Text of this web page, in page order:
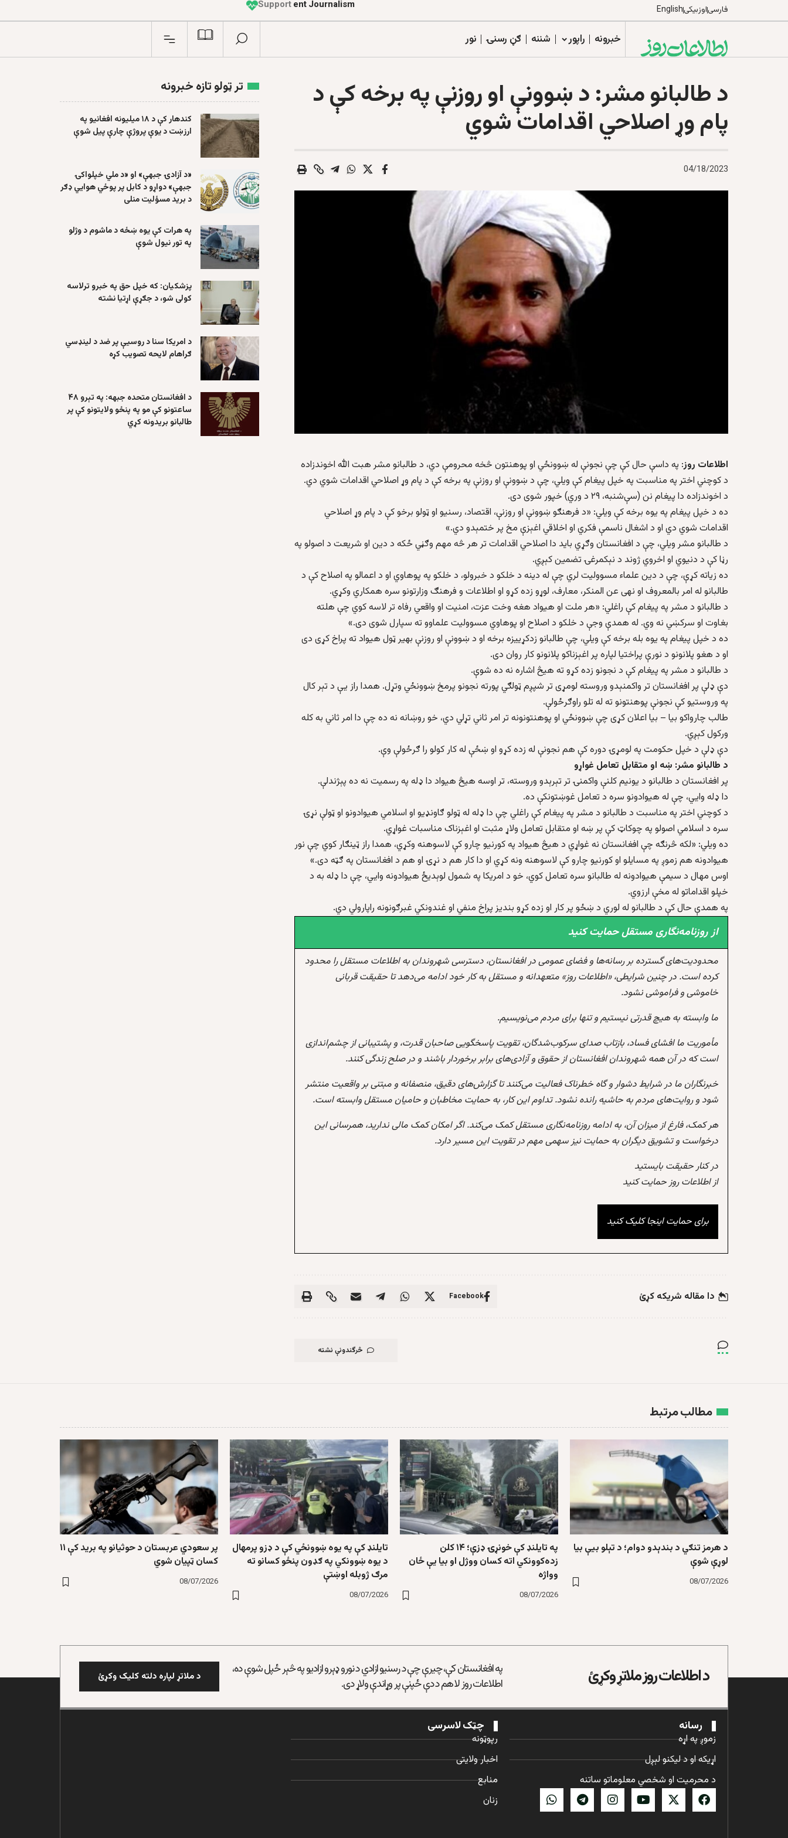
فارسیاوزبیکیEnglish
m
s
i
l
a
n
r
u
o
J
t
n
e
d
n
e
p
e
d
n
I Support
خبرونه راپور شننه ګڼ رسنۍ نور
د طالبانو مشر: د ښوونې او روزنې په برخه کې د
پام وړ اصلاحي اقدامات شوي
04/18/2023
اطلاعات روز: په داسې حال کې چې نجونې له ښوونځي او پوهنتون څخه محرومې دي، د طالبانو مشر هبت الله اخوندزاده
د کوچني اختر په مناسبت په خپل پيغام کې ويلي، چې د ښوونې او روزنې په برخه کې د پام وړ اصلاحي اقدامات شوي دي.
د اخوندزاده دا پيغام نن (سې‌شنبه، ۲۹ د وري) خپور شوی دی.
ده د خپل پیغام په يوه برخه کې ويلي: «د فرهنګو ښوونې او روزنې، اقتصاد، رسنيو او ټولو برخو کې د پام وړ اصلاحي
اقدامات شوي دي او د اشغال ناسمې فکري او اخلاقي اغېزې مخ پر ختمېدو دي.»
د طالبانو مشر ويلي، چې د افغانستان وګړي بايد دا اصلاحي اقدامات تر هر څه مهم وګڼي ځکه د دين او شريعت د اصولو په
رڼا کې د دنيوي او اخروي ژوند د نېکمرغۍ تضمين کېږي.
ده زياته کړې، چې د دين علماء مسووليت لري چې له دينه د خلکو د خبرولو، د خلکو په پوهاوي او د اعمالو په اصلاح کې د
طالبانو له امر بالمعروف او نهی عن المنکر، معارف، لوړو زده کړو او اطلاعات و فرهنګ وزارتونو سره همکاري وکړي.
د طالبانو د مشر په پیغام کې راغلي: «هر ملت او هيواد هغه وخت عزت، امنيت او واقعي رفاه تر لاسه کوي چې هلته
بغاوت او سرکښي نه وي. له همدې وجې د خلکو د اصلاح او پوهاوي مسووليت علماوو ته سپارل شوی دی.»
ده د خپل پيغام په يوه بله برخه کې ويلي، چې طالبانو زدکړييزه برخه او د ښوونې او روزنې بهير ټول هيواد ته پراخ کړی دی
او د هغو پلانونو د نورې پراختيا لپاره پر اغېزناکو پلانونو کار روان دی.
د طالبانو د مشر په پيغام کې د نجونو زده کړو ته هيڅ اشاره نه ده شوې.
دې ډلې پر افغانستان تر واکمنېدو وروسته لومړی تر شپږم ټولګي پورته نجونو پرمخ ښوونځي وتړل. همدا راز يې د تېر کال
په وروستيو کې نجونې پوهنتونو ته له تلو راوګرځولې.
طالب چارواکو بيا – بيا اعلان کړی چې ښوونځي او پوهنتونونه تر امر ثاني تړلي دي، خو روښانه نه ده چې دا امر ثاني به کله
ورکول کېږي.
دې ډلې د خپل حکومت په لومړۍ دوره کې هم نجونې له زده کړو او ښځې له کار کولو را ګرځولې وې.
د طالبانو مشر: ښه او متقابل تعامل غواړو
پر افغانستان د طالبانو د يونيم کلنې واکمنۍ تر تېرېدو وروسته، تر اوسه هيڅ هيواد دا ډله په رسميت نه ده پېژندلې.
دا ډله وايي، چې له هيوادونو سره د تعامل غوښتونکې ده.
د کوچني اختر په مناسبت د طالبانو د مشر په پیغام کې راغلي چې دا ډله له ټولو ګاونډيو او اسلامي هيوادونو او ټولې نړۍ
سره د اسلامي اصولو په چوکاټ کې پر ښه او متقابل تعامل ولاړ مثبت او اغېزناک مناسبات غواړي.
ده ويلي: «لکه څرنګه چې افغانستان نه غواړي د هيڅ هيواد په کورنيو چارو کې لاسوهنه وکړي، همدا راز ټينګار کوي چې نور
هيوادونه هم زموږ په مسايلو او کورنيو چارو کې لاسوهنه ونه کړي او دا کار هم د نړۍ او هم د افغانستان په ګټه دی.»
اوس مهال د سيمې هيوادونه له طالبانو سره تعامل کوي، خو د امريکا په شمول لوېديځ هيوادونه وايي، چې دا ډله به د
خپلو اقداماتو له مخې ارزوي.
په همدې حال کې د طالبانو له لوري د ښځو پر کار او زده کړو بنديز پراخ منفي او غندونکي غبرګونونه راپارولي دي.
از روزنامه‌نگاری مستقل حمایت کنید
محدودیت‌های گسترده بر رسانه‌ها و فضای عمومی در افغانستان، دسترسی شهروندان به اطلاعات مستقل را محدود
کرده است. در چنین شرایطی، «اطلاعات روز» متعهدانه و مستقل به کار خود ادامه می‌دهد تا حقیقت قربانی
خاموشی و فراموشی نشود.
ما وابسته به هیچ قدرتی نیستیم و تنها برای مردم می‌نویسیم.
مأموریت ما افشای فساد، بازتاب صدای سرکوب‌شدگان، تقویت پاسخگویی صاحبان قدرت، و پشتیبانی از چشم‌اندازی
است که در آن همه شهروندان افغانستان از حقوق و آزادی‌های برابر برخوردار باشند و در صلح زندگی کنند.
خبرنگاران ما در شرایط دشوار و گاه خطرناک فعالیت می‌کنند تا گزارش‌های دقیق، منصفانه و مبتنی بر واقعیت منتشر
شود و روایت‌های مردم به حاشیه رانده نشود. تداوم این کار، به حمایت مخاطبان و حامیان مستقل وابسته است.
هر کمک، فارغ از میزان آن، به ادامه روزنامه‌نگاری مستقل کمک می‌کند. اگر امکان کمک مالی ندارید، همرسانی این
درخواست و تشویق دیگران به حمایت نیز سهمی مهم در تقویت این مسیر دارد.
در کنار حقیقت بایستید
از اطلاعات روز حمایت کنید
برای حمایت اینجا کلیک کنید
دا مقاله شریکه کړئ Facebook
څرگندونې نشته
تر ټولو تازه خبرونه
کندهار کې د ۱۸ میلیونه افغانیو په
ارزښت د یوې پروژې چارې پیل شوې
«د آزادۍ جبهې» او «د ملي خپلواکۍ
جبهې» دواړو د کابل پر پوځي هوايي ډګر
د برید مسؤلیت منلی
په هرات کې یوه ښځه د ماشوم د وژلو
په تور نیول شوې
پزشکیان: که خپل حق په خبرو ترلاسه
کولی شو، د جګړې اړتیا نشته
د امریکا سنا د روسیې پر ضد د لینډسي
ګراهام لایحه تصویب کړه
د افغانستان متحده جبهه: په تېرو ۴۸
ساعتونو کې مو په پنځو ولایتونو کې پر
طالبانو بریدونه کړي
مطالب مرتبط
د هرمز تنګي د بندېدو دوام؛ د تېلو بیې بیا
لوړې شوې
08/07/2026
په تایلنډ کې خونړۍ ډزې؛ ۱۴ کلن
زده‌کوونکي اته کسان ووژل او بیا یې ځان
وواژه
08/07/2026
تایلنډ کې په یوه ښوونځي کې د ډزو پرمهال
د یوه ښوونکي په ګډون پنځو کسانو ته
مرګ ژوبله اوښتې
08/07/2026
پر سعودي عربستان د حوثیانو په برید کې ۱۱
کسان ټپیان شوي
08/07/2026
د اطلاعات روز ملاتړ وکړئ
په افغانستان کې، چیرې چې د رسنیو ازادي د نورو ډېرو ازادیو په څېر ځپل شوې ده،
اطلاعات روز لا هم د دې ځپنې پر وړاندې ولاړ دی.
د ملاتړ لپاره دلته کلیک وکړئ
رسانه
زموږ په اړه
اړیکه او د لیکنو لېږل
د محرمیت او شخصي معلوماتو ساتنه
چټک لاسرسی
رپوټونه
اخبار ولایتی
منابع
زنان